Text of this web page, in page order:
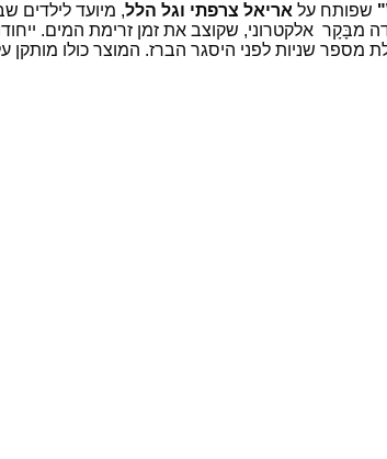
" שפותח על אריאל צרפתי וגל הלל, מיועד לילדים
מבָּקָר אלקטרוני, שקוצב את זמן זרימת המים.
שניות לפני היסגר הברז. המוצר כולו מותקן